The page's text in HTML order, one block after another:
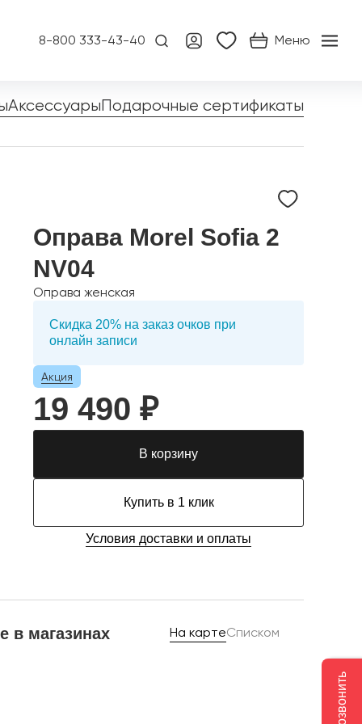
8-800 333-43-40 Меню
АксессуарыПодарочные сертификаты
Оправа Morel Sofia 2
NV04
Оправа женская
Скидка 20% на заказ очков при
онлайн записи
Акция
19 490 ₽
В корзину
Купить в 1 клик
Условия доставки и оплаты
в магазинах На картеСписком
Позвонить